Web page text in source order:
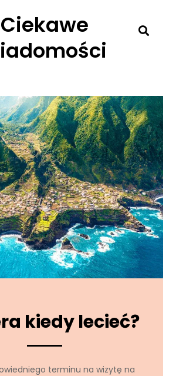
Ciekawe
kiedy lecieć?
terminu na wizytę na